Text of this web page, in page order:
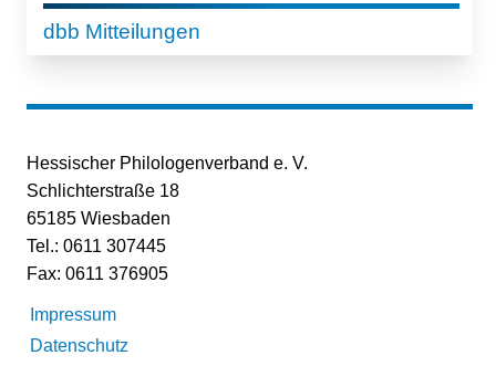
dbb Mitteilungen
Hessischer Philologenverband e. V.
Schlichterstraße 18
65185 Wiesbaden
Tel.: 0611 307445
Fax: 0611 376905
Impressum
Datenschutz